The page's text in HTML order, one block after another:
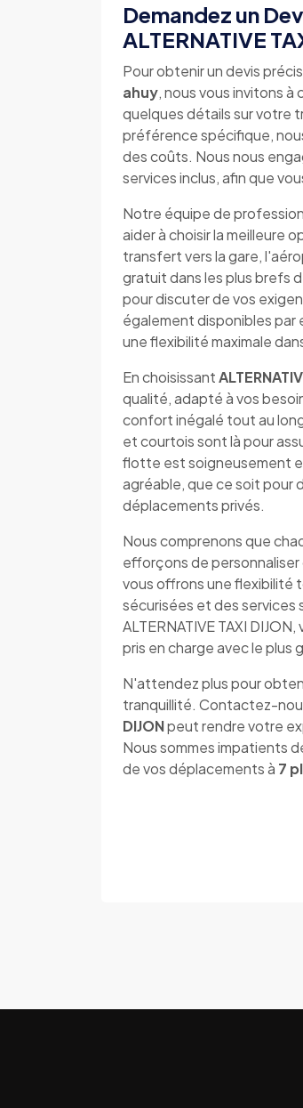
Demandez un
ALTERNATIVE
Pour obtenir un devis
ahuy, nous vous invitons
quelques détails sur votre
préférence spécifique,
des coûts. Nous nous
services inclus, afin que
Notre équipe de
aider à choisir la meilleure
transfert vers la gare,
gratuit dans les plus brefs
pour discuter de vos
également disponibles par
une flexibilité maximale
En choisissant
qualité, adapté à vos
confort inégalé tout au
et courtois sont là pour
flotte est soigneusement
agréable, que ce soit pour
déplacements privés.
Nous comprenons que
efforçons de
vous offrons une flexibilité
sécurisées et des
ALTERNATIVE TAXI
pris en charge avec le plus
N'attendez plus pour
tranquillité. Contactez-
DIJONpeut rendre votre
Nous sommes impatients
de vos déplacements à 7